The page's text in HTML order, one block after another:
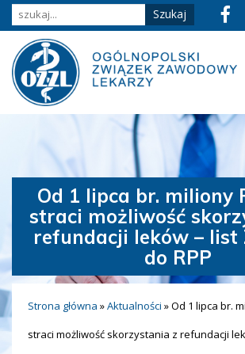
Od 1 lipca br. miliony
straci możliwość
refundacji leków – list
do RPP
Strona główna »Aktualności »Od 1 lipca br.
straci możliwość skorzystania z refundacji